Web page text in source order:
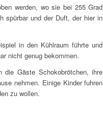
wer­den, wo sie bei 255 Grad
spür­bar und der Duft, der hier in
in den Kühl­raum führ­te und
nicht genug bekommen.
die Gäs­te Scho­ko­bröt­chen, ihre
neh­men. Eini­ge Kin­der fuh­ren
zu wollen.